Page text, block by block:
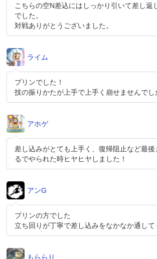
こちらの空N差込にはしっかり引いて差し
でした。
対戦ありがとうございました。
ライム
プリンでした！
技の振りかたが上手で上手く崩せませんでし
アホゲ
差し込みがとても上手く、復帰阻止など最
るでやられた時ヒヤヒヤしました！
アンG
プリンの方でした
立ち回りが丁寧で差し込みをなかなか通して
もららり